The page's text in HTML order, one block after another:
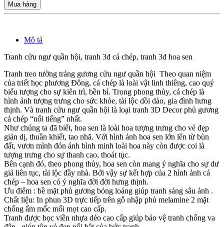
Mua hàng
Mô tả
Tranh cửu ngư quần hội, tranh 3d cá chép, tranh 3d hoa sen
Tranh treo tường tráng gương cửu ngư quần hội Theo quan niệm
của triết học phương Đông, cá chép là loài vật linh thiêng, cao quý
biểu tượng cho sự kiên trì, bền bỉ. Trong phong thủy, cá chép là
hình ảnh tượng trưng cho sức khỏe, tài lộc dồi dào, gia đình hưng
thịnh. Và tranh cửu ngư quần hội là loại tranh 3D Decor phủ gương
cá chép “nổi tiếng” nhất.
Như chúng ta đã biết, hoa sen là loài hoa tượng trưng cho vẻ đẹp
giản dị, thuần khiết, tao nhã. Với hình ảnh hoa sen lớn lên từ bùn
đất, vươn mình đón ánh bình minh loài hoa này còn được coi là
tượng trưng cho sự thanh cao, thoát tục.
Bên cạnh đó, theo phong thủy, hoa sen còn mang ý nghĩa cho sự dư
giả liên tục, tài lộc đầy nhà. Bởi vậy sự kết hợp của 2 hình ảnh cá
chép – hoa sen có ý nghĩa đời đời hưng thịnh.
Ưu điểm : bề mặt phủ gương bóng loáng giúp tranh sáng sâu ảnh .
Chất liệu: In phun 3D trực tiếp trên gỗ nhập phủ melamine 2 mặt
chống ẩm mốc mối mọt cao cấp.
Tranh được bọc viền nhựa dẻo cao cấp giúp bảo vệ tranh chống va